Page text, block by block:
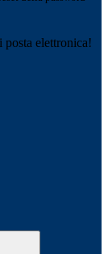
elettronica!